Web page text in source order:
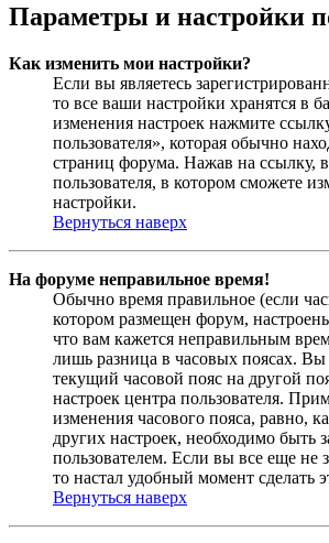
Параметры и настройки
Как изменить мои настройки?
Если вы являетесь
то все ваши настройки хранятся в
изменения настроек нажмите
пользователя», которая обычно
страниц форума. Нажав на ссылку,
пользователя, в котором сможете
настройки.
Вернуться наверх
На форуме неправильное время!
Обычно время правильное (если
котором размещен форум,
что вам кажется неправильным
лишь разница в часовых поясах.
текущий часовой пояс на другой
настроек центра пользователя.
изменения часового пояса, равно,
других настроек, необходимо быть
пользователем. Если вы все еще не
то настал удобный момент сделать
Вернуться наверх